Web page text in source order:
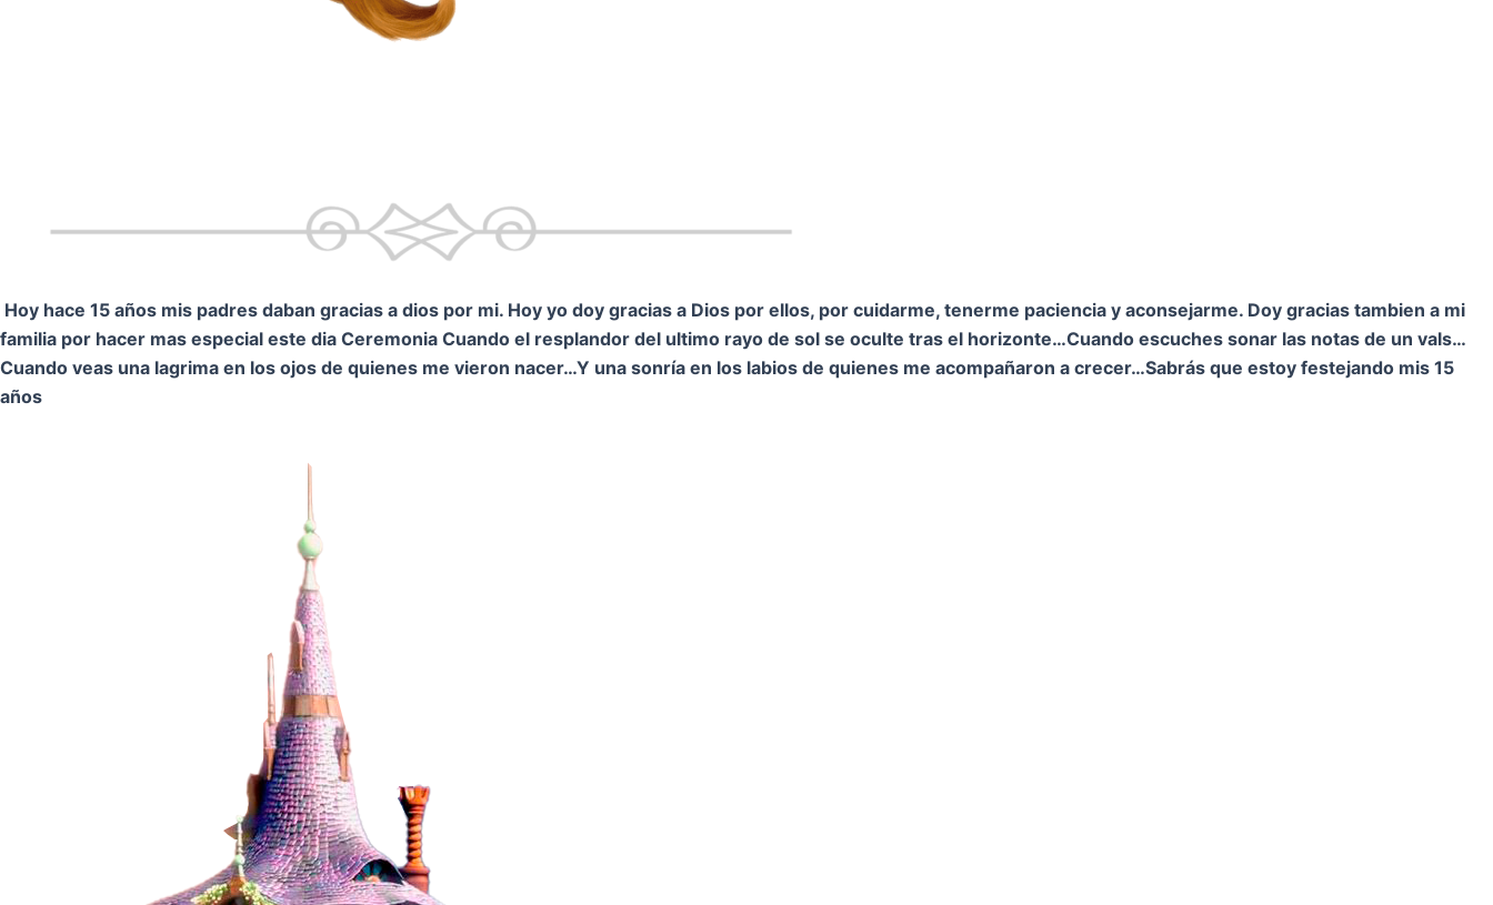
Hoy hace 15 años mis padres daban gracias a dios por mi. Hoy yo doy gracias a Dios por ellos, por cuidarme, tenerme paciencia y aconsejarme. Doy gracias tambien a mi
familia por hacer mas especial este dia Ceremonia Cuando el resplandor del ultimo rayo de sol se oculte tras el horizonte…Cuando escuches sonar las notas de un vals…
Cuando veas una lagrima en los ojos de quienes me vieron nacer…Y una sonría en los labios de quienes me acompañaron a crecer…Sabrás que estoy festejando mis 15
años